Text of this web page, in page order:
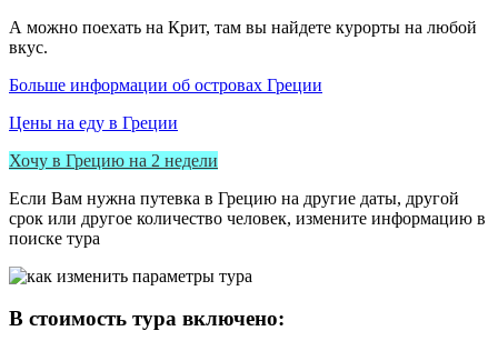
А можно поехать на Крит, там вы найдете курорты на любой
вкус.
Больше информации об островах Греции
Цены на еду в Греции
Хочу в Грецию на 2 недели
Если Вам нужна путевка в Грецию на другие даты, другой
срок или другое количество человек, измените информацию в
поиске тура
В стоимость тура включено: